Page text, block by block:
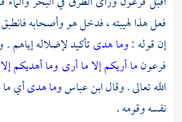
فعل هذا لهيبته ، فدخل هو وأصحابه
إن قوله :وما هدىتأكيد لإضلاله
فرعونما أريكم إلا ما أرى وما أهديكم
الله تعالى . وقالابن عباسوما هدىأي
نفسه وقومه .